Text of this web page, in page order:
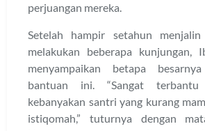
perjuangan mereka.
Setelah hampir setahun
melakukan beberapa kunjungan,
menyampaikan betapa
bantuan ini. “Sangat
kebanyakan santri yang kurang
istiqomah,” tuturnya dengan